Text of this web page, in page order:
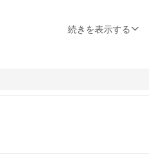
続きを表示する